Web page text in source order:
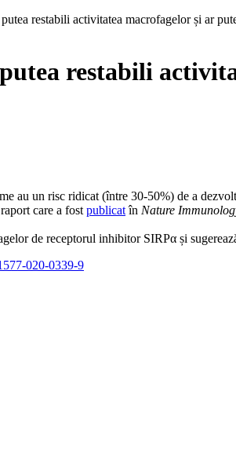
restabili activitatea macrofagelor și ar
restabili
au un risc ridicat (între 30-50%) de a
care a fost publicatîn Nature
de receptorul inhibitor SIRPα și
020-0339-9